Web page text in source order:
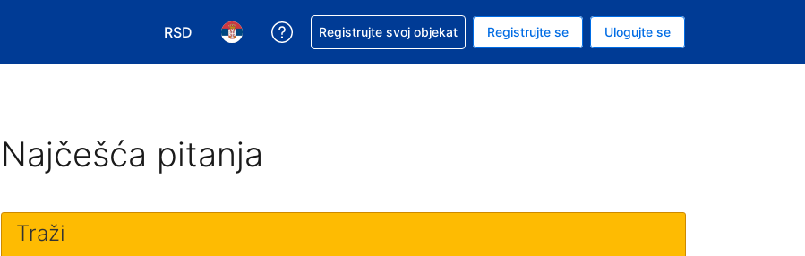
RSD
Izaberite valutu. Vaša trenutna valuta je dinar
Izaberite jezik. Vaš trenutni jezik je Srpskom
Zatražite pomoć u vezi sa rezervacijom
Registrujte svoj objekat Registrujte se Ulogujte se
Najčešća pitanja
Traži